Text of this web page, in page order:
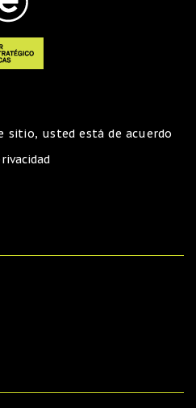
sitio, usted está de acuerdo